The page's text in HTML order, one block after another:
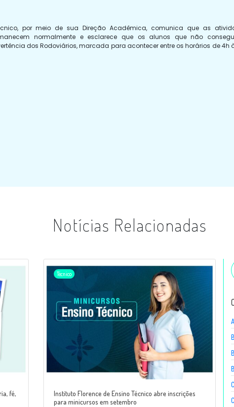
por meio de sua Direção Acadêmica, comunica que as
normalmente e esclarece que os alunos que não
dos Rodoviários, marcada para acontecer entre os horários de 4h
Notícias Relacionadas
fé,
Técnico
Instituto Florence de Ensino Técnico abre inscrições
para minicursos em setembro